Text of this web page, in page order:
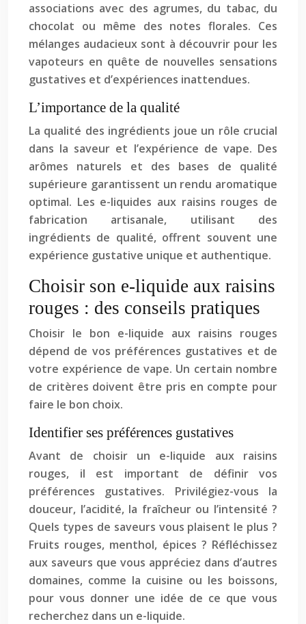
associations avec des agrumes, du tabac, du
chocolat ou même des notes florales. Ces
mélanges audacieux sont à découvrir pour les
vapoteurs en quête de nouvelles sensations
gustatives et d’expériences inattendues.
L’importance de la qualité
La qualité des ingrédients joue un rôle crucial
dans la saveur et l’expérience de vape. Des
arômes naturels et des bases de qualité
supérieure garantissent un rendu aromatique
optimal. Les e-liquides aux raisins rouges de
fabrication artisanale, utilisant des
ingrédients de qualité, offrent souvent une
expérience gustative unique et authentique.
Choisir son e-liquide aux raisins
rouges : des conseils pratiques
Choisir le bon e-liquide aux raisins rouges
dépend de vos préférences gustatives et de
votre expérience de vape. Un certain nombre
de critères doivent être pris en compte pour
faire le bon choix.
Identifier ses préférences gustatives
Avant de choisir un e-liquide aux raisins
rouges, il est important de définir vos
préférences gustatives. Privilégiez-vous la
douceur, l’acidité, la fraîcheur ou l’intensité ?
Quels types de saveurs vous plaisent le plus ?
Fruits rouges, menthol, épices ? Réfléchissez
aux saveurs que vous appréciez dans d’autres
domaines, comme la cuisine ou les boissons,
pour vous donner une idée de ce que vous
recherchez dans un e-liquide.